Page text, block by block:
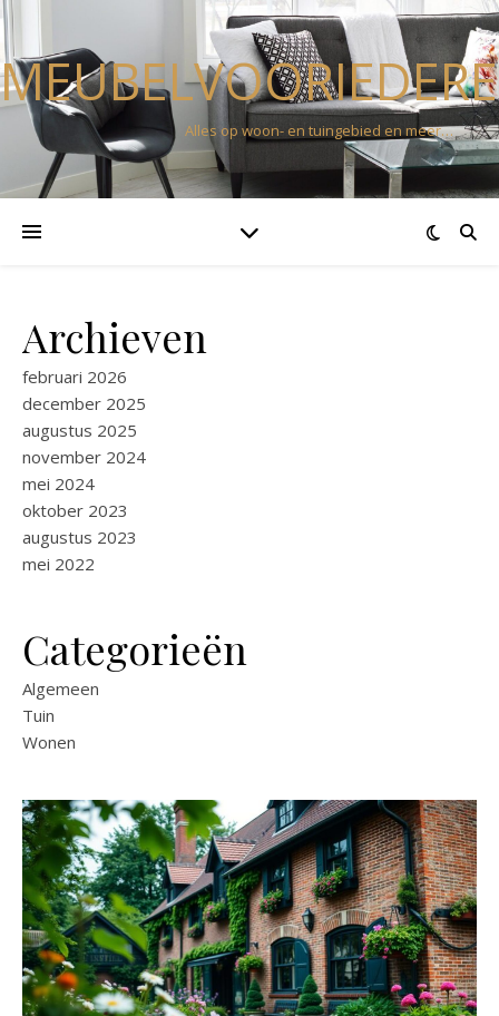
Alles op woon- en tuingebied en meer…
Archieven
februari 2026
december 2025
augustus 2025
november 2024
mei 2024
oktober 2023
augustus 2023
mei 2022
Categorieën
Algemeen
Tuin
Wonen